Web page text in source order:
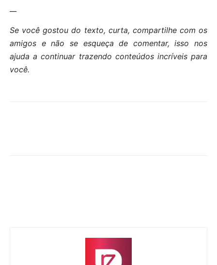
Se você gostou do texto, curta, compartilhe com os
amigos e não se esqueça de comentar, isso nos
ajuda a continuar trazendo conteúdos incríveis para
você.